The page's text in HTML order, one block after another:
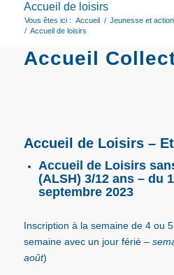
Accueil de loisirs
Vous êtes ici : Accueil / Jeunesse et
/ Accueil de loisirs
Accueil
Accueil de Loisirs –
Accueil de Loisirs
(ALSH) 3/12 ans – du
septembre 2023
Inscription à la semaine de 4 ou
semaine avec un jour férié –
août)